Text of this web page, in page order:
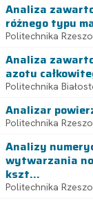
Analiza
różnego typu
Politechnika
Analiza
azotu
Politechnika
Analizar
Politechnika
Analizy
wytwarzania
kszt...
Politechnika